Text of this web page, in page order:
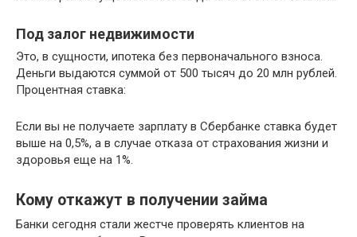
Под залог недвижимости
Это, в сущности, ипотека без первоначального взноса.
Деньги выдаются суммой от 500 тысяч до 20 млн рублей.
Процентная ставка:
Если вы не получаете зарплату в Сбербанке ставка будет
выше на 0,5%, а в случае отказа от страхования жизни и
здоровья еще на 1%.
Кому откажут в получении займа
Банки сегодня стали жестче проверять клиентов на